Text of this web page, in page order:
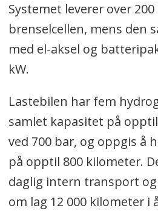
Systemet leverer over 200
brenselcellen, mens den
med el-aksel og
kW.
Lastebilen har fem
samlet kapasitet på
ved 700 bar, og oppgis å
på opptil 800 kilometer.
daglig intern transport
om lag 12 000 kilometer i